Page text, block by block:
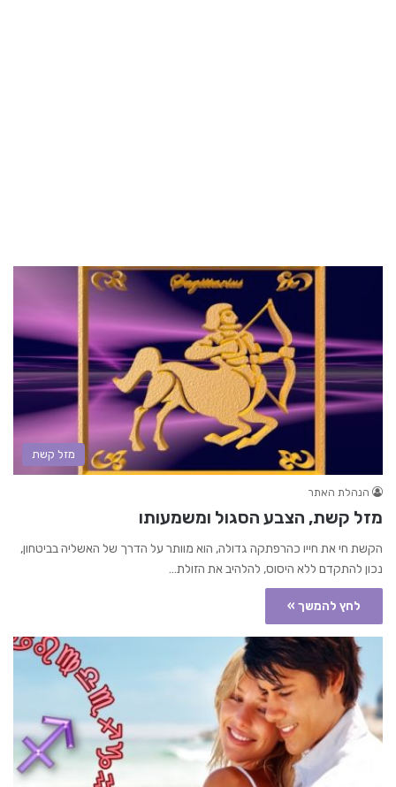
מזל קשת
הנהלת האתר
מזל קשת, הצבע הסגול ומשמעותו
הקשת חי את חייו כהרפתקה גדולה, הוא מוותר על הדרך של האשליה בביטחון,
נכון להתקדם ללא היסוס, להלהיב את הזולת…
לחץ להמשך »